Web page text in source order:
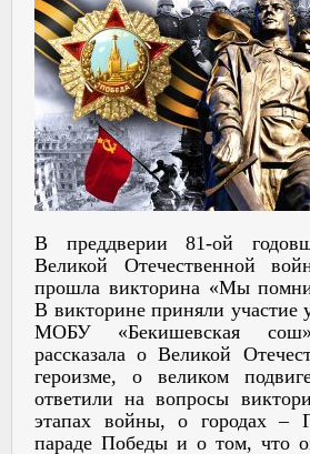
В преддверии 81-ой
Великой Отечественной
прошла викторина «Мы
В викторине приняли участие
МОБУ «Бекишевская
рассказала о Великой
героизме, о великом
ответили на вопросы
этапах войны, о городах –
параде Победы и о том, что